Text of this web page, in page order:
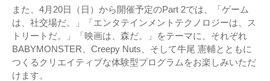
また、4月20日（日）から開催予定のPart 2では、「ゲーム
は、社交場だ。」「エンタテインメントテクノロジーは、ス
トリートだ。」「映画は、森だ。」をテーマに、それぞれ
BABYMONSTER、Creepy Nuts、そして牛尾 憲輔とともに
つくるクリエイティブな体験型プログラムをお楽しみいただ
けます。